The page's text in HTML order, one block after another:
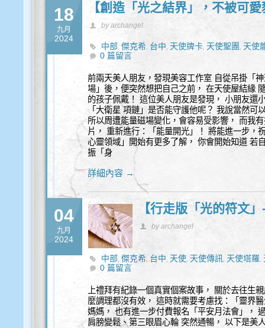
18
九月
2024
【創造「光之結界」，不被可
by archangel
中部,傑克希, 台中, 天使牌卡, 天使聖團, 天使
0 篇留言
前兩天美人朋友，發現美容工作室 自從吊掛「
場」後，便突然想把自己之前， 在天使屋結緣
的孩子佩戴！ 這位美人朋友是發現， 小朋友還
「大衛星 項鏈」是否能守護他呢？ 我說當然可
所以周遭能量磁場變化，會容易受影響， 而我
片， 重新進行：「能量開光」！ 將能進一步，
心靈領域」開始有更多了解， 你會開始知道 若
振「身
詳細內容 →
04
九月
2024
【行走版「光的符文
by archangel
中部,傑克希, 台中, 天使, 天使傳訊, 天使塔羅,
性諮詢,收驚
0 篇留言
上禮拜有紀錄一個真實個案故事， 關於去往生
麼調理都沒有效， 這時就需要考慮找：「靈界
媽媽， 也有進一步付費報名「平安月法會」，
肩膀變鬆、第三眼眉心輪 突然通暢， 以下是